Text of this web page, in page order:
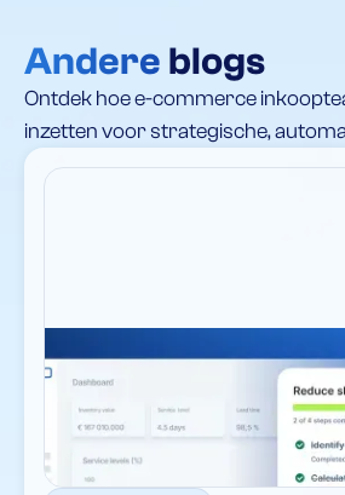
Andere blogs
Ontdek hoe e-commerce
inzetten voor strategische,